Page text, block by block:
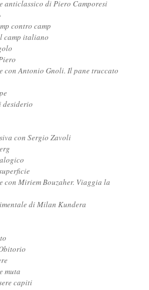
anticlassico di Piero Camporesi
contro camp
camp italiano
con Antonio Gnoli. Il pane truccato
desiderio
con Sergio Zavoli
con Miriem Bouzaher. Viaggia la
di Milan Kundera
muta
capiti